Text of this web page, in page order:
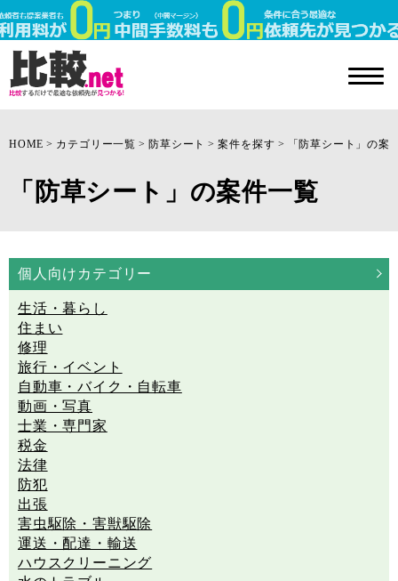
HOME カテゴリー一覧 防草シート 案件を探す 「防草シート」の案
「防草シート」の案件一覧
個人向けカテゴリー
生活・暮らし
住まい
修理
旅行・イベント
自動車・バイク・自転車
動画・写真
士業・専門家
税金
法律
防犯
出張
害虫駆除・害獣駆除
運送・配達・輸送
ハウスクリーニング